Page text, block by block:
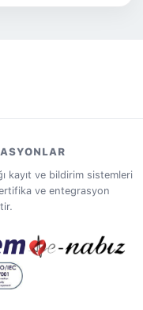
kayıt ve bildirim sistemleri
ve entegrasyon